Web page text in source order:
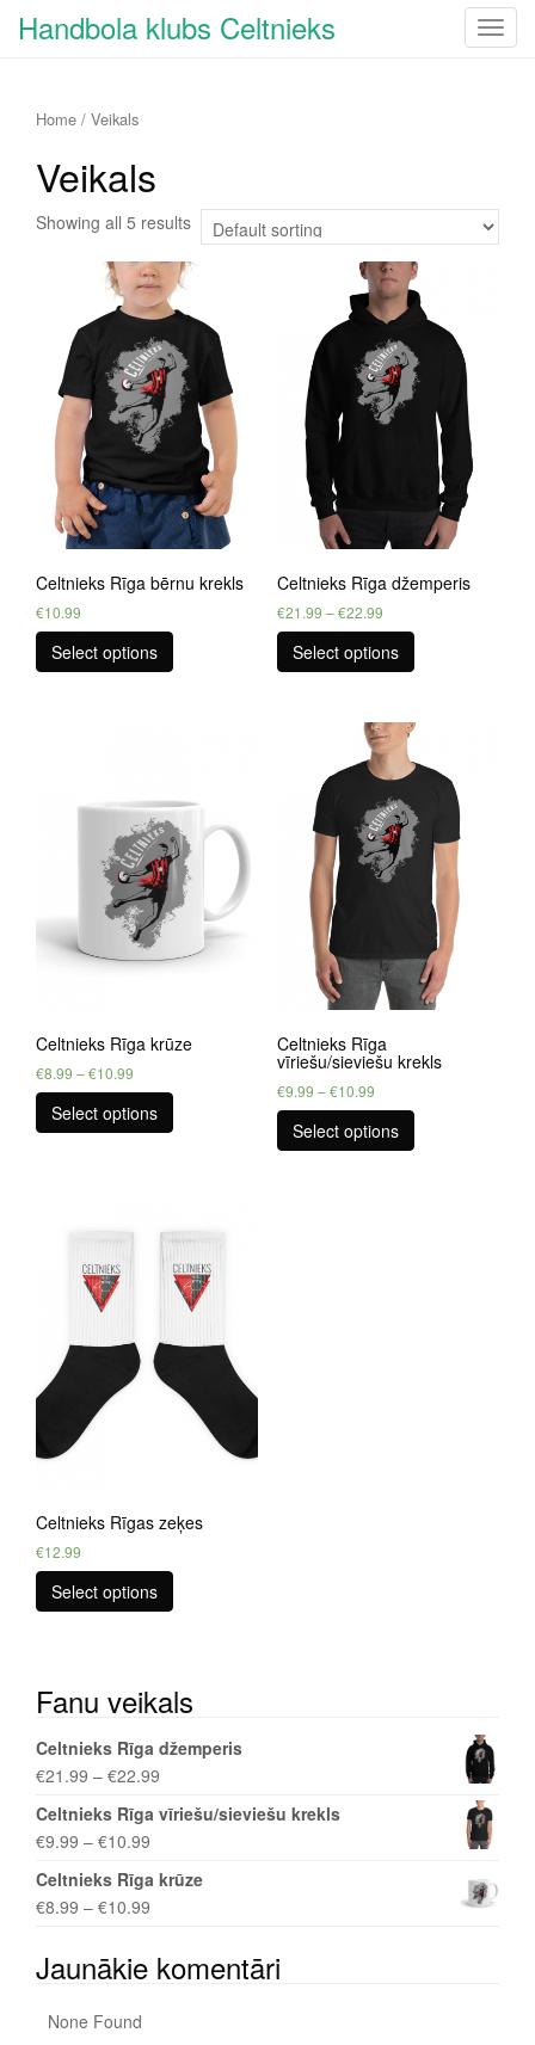
T
a
v
Handbola klubs Celtnieks
Home / Veikals
Veikals
Showing all 5 results
Celtnieks Rīga bērnu krekls
€10.99
Select options
Celtnieks Rīga džemperis
€21.99 –€22.99
Select options
Celtnieks Rīga krūze
€8.99 –€10.99
Select options
Celtnieks Rīga
vīriešu/sieviešu krekls
€9.99 –€10.99
Select options
Celtnieks Rīgas zeķes
€12.99
Select options
Fanu veikals
Celtnieks Rīga džemperis
€21.99 – €22.99
Celtnieks Rīga vīriešu/sieviešu krekls
€9.99 – €10.99
Celtnieks Rīga krūze
€8.99 – €10.99
Jaunākie komentāri
None Found